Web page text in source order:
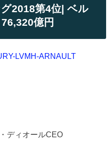
2018第4位| ベル
億円
ディオールCEO